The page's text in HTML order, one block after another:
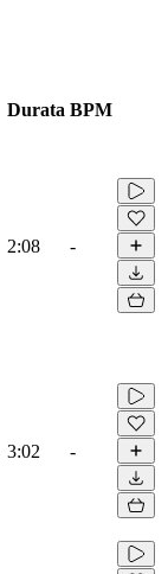
Durata BPM
2:08 -
3:02 -